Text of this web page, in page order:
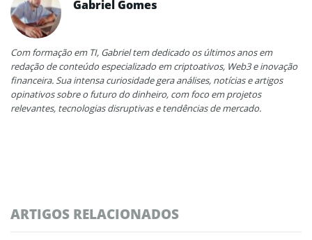
Gabriel Gomes
Com formação em TI, Gabriel tem dedicado os últimos anos em
redação de conteúdo especializado em criptoativos, Web3 e inovação
financeira. Sua intensa curiosidade gera análises, notícias e artigos
opinativos sobre o futuro do dinheiro, com foco em projetos
relevantes, tecnologias disruptivas e tendências de mercado.
ARTIGOS RELACIONADOS